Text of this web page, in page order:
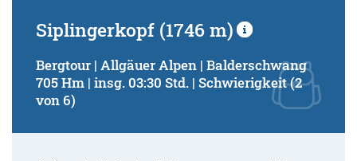
Siplingerkopf (1746 m)
Bergtour | Allgäuer Alpen | Balderschwang
705 Hm | insg. 03:30 Std. | Schwierigkeit (2
von 6)